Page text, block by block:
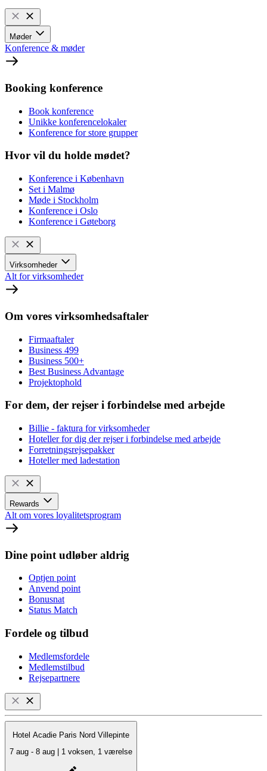
Møder
Konference & møder
Booking konference
Book konference
Unikke konferencelokaler
Konference for store grupper
Hvor vil du holde mødet?
Konference i København
Set i Malmø
Møde i Stockholm
Konference i Oslo
Konference i Gøteborg
Virksomheder
Alt for virksomheder
Om vores virksomhedsaftaler
Firmaaftaler
Business 499
Business 500+
Best Business Advantage
Projektophold
For dem, der rejser i forbindelse med arbejde
Billie - faktura for virksomheder
Hoteller for dig der rejser i forbindelse med arbejde
Forretningsrejsepakker
Hoteller med ladestation
Rewards
Alt om vores loyalitetsprogram
Dine point udløber aldrig
Optjen point
Anvend point
Bonusnat
Status Match
Fordele og tilbud
Medlemsfordele
Medlemstilbud
Rejsepartnere
Hotel Acadie Paris Nord Villepinte
7 aug - 8 aug | 1 voksen, 1 værelse